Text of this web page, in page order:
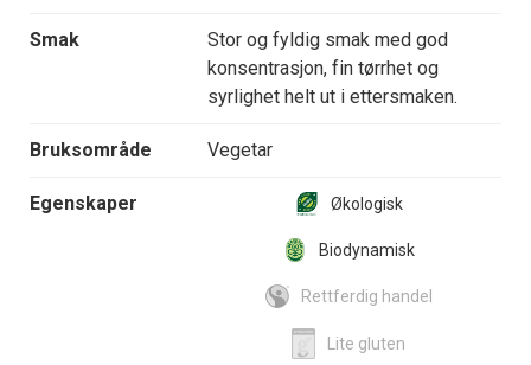
Smak
Stor og fyldig smak med god
konsentrasjon, fin tørrhet og
syrlighet helt ut i ettersmaken.
Bruksområde Vegetar
Egenskaper Økologisk
Biodynamisk
Rettferdig handel
Lite gluten